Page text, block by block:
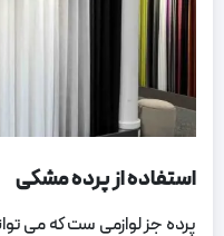
استفاده از پرده مشکی
پرده جز لوازمی ست که می